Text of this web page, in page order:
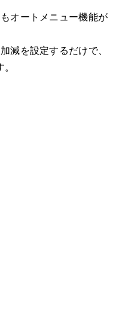
オートメニュー機能が
減を設定するだけで、